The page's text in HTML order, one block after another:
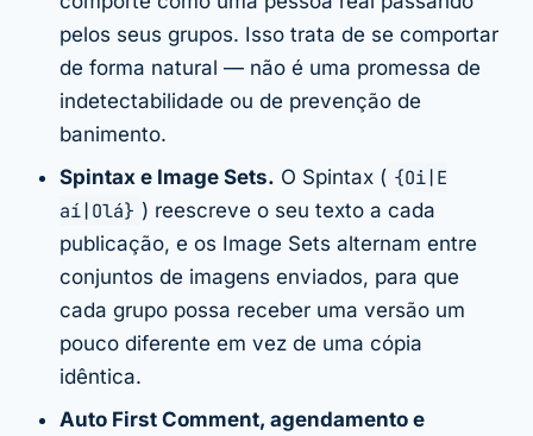
pelos seus grupos. Isso trata de se comportar
de forma natural — não é uma promessa de
indetectabilidade ou de prevenção de
banimento.
Spintax e Image Sets. O Spintax ( {Oi|E
aí|Olá} ) reescreve o seu texto a cada
publicação, e os Image Sets alternam entre
conjuntos de imagens enviados, para que
cada grupo possa receber uma versão um
pouco diferente em vez de uma cópia
idêntica.
Auto First Comment, agendamento e